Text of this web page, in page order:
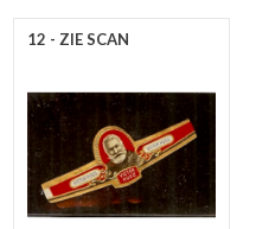
12 - ZIE SCAN